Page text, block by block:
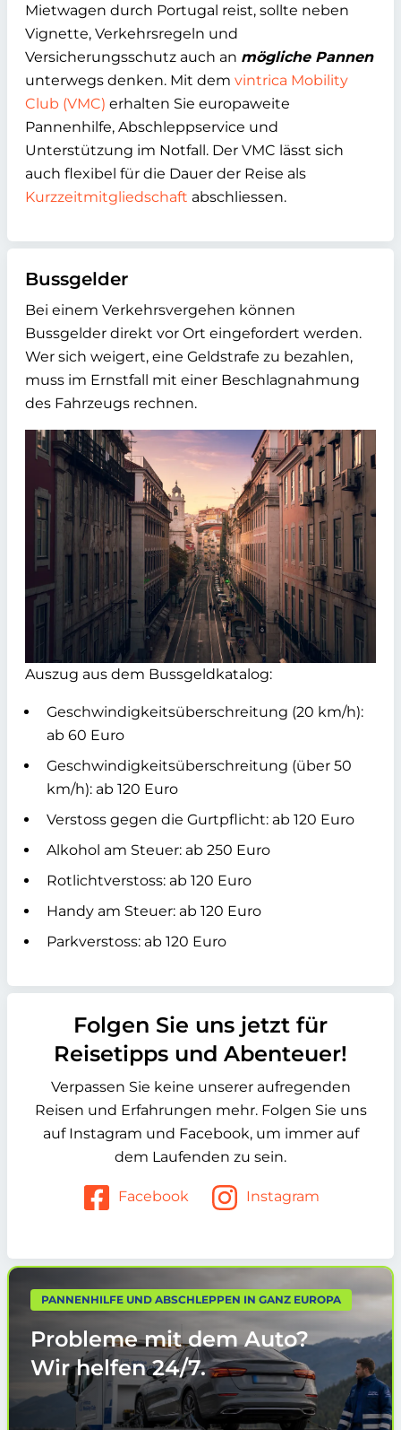
Mietwagen durch Portugal reist, sollte neben
Vignette, Verkehrsregeln und
Versicherungsschutz auch an mögliche Pannen
unterwegs denken. Mit dem vintrica Mobility
Club (VMC) erhalten Sie europaweite
Pannenhilfe, Abschleppservice und
Unterstützung im Notfall. Der VMC lässt sich
auch flexibel für die Dauer der Reise als
Kurzzeitmitgliedschaft abschliessen.
Bussgelder
Bei einem Verkehrsvergehen können
Bussgelder direkt vor Ort eingefordert werden.
Wer sich weigert, eine Geldstrafe zu bezahlen,
muss im Ernstfall mit einer Beschlagnahmung
des Fahrzeugs rechnen.
Auszug aus dem Bussgeldkatalog:
Geschwindigkeitsüberschreitung (20 km/h):
ab 60 Euro
Geschwindigkeitsüberschreitung (über 50
km/h): ab 120 Euro
Verstoss gegen die Gurtpflicht: ab 120 Euro
Alkohol am Steuer: ab 250 Euro
Rotlichtverstoss: ab 120 Euro
Handy am Steuer: ab 120 Euro
Parkverstoss: ab 120 Euro
Folgen Sie uns jetzt für
Reisetipps und Abenteuer!
Verpassen Sie keine unserer aufregenden
Reisen und Erfahrungen mehr. Folgen Sie uns
auf Instagram und Facebook, um immer auf
dem Laufenden zu sein.
Facebook Instagram
PANNENHILFE UND ABSCHLEPPEN IN GANZ EUROPA
Probleme mit dem Auto?
Wir helfen24/7.